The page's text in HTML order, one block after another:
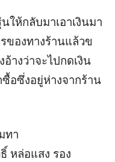
ให้กลับมาเอาเงินมา
ของทางร้านแล้วข
างว่าจะไปกดเงิน
อซึ่งอยู่ห่างจากร้าน
ทา
หล่อแสง รอง